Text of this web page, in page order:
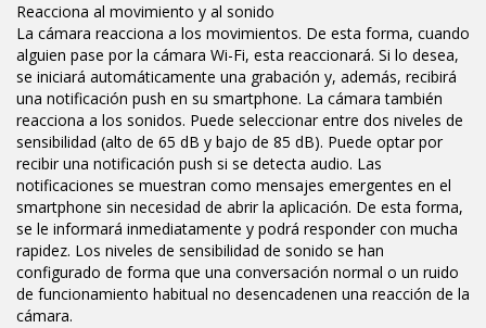
Reacciona al movimiento y al sonido
La cámara reacciona a los movimientos. De esta forma, cuando
alguien pase por la cámara Wi-Fi, esta reaccionará. Si lo desea,
se iniciará automáticamente una grabación y, además, recibirá
una notificación push en su smartphone. La cámara también
reacciona a los sonidos. Puede seleccionar entre dos niveles de
sensibilidad (alto de 65 dB y bajo de 85 dB). Puede optar por
recibir una notificación push si se detecta audio. Las
notificaciones se muestran como mensajes emergentes en el
smartphone sin necesidad de abrir la aplicación. De esta forma,
se le informará inmediatamente y podrá responder con mucha
rapidez. Los niveles de sensibilidad de sonido se han
configurado de forma que una conversación normal o un ruido
de funcionamiento habitual no desencadenen una reacción de la
cámara.